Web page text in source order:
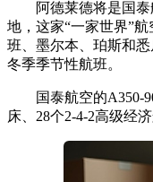
阿德莱德将是国泰
地，这家“一家世界”
班、墨尔本、珀斯和
冬季季节性航班。
国泰航空的A350-
床、28个2-4-2高级经